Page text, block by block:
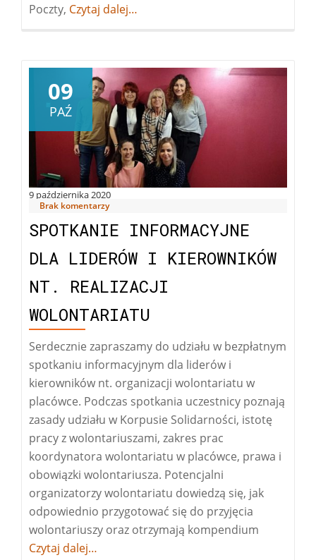
Poczty, Więcej
karteczka
challenge
Czytaj dalej…
9 października 2020
09
PAŹ
Brak komentarzy
SPOTKANIE INFORMACYJNE
DLA LIDERÓW I KIEROWNIKÓW
NT. REALIZACJI
WOLONTARIATU
Serdecznie zapraszamy do udziału w bezpłatnym
spotkaniu informacyjnym dla liderów i
kierowników nt. organizacji wolontariatu w
placówce. Podczas spotkania uczestnicy poznają
zasady udziału w Korpusie Solidarności, istotę
pracy z wolontariuszami, zakres prac
koordynatora wolontariatu w placówce, prawa i
obowiązki wolontariusza. Potencjalni
organizatorzy wolontariatu dowiedzą się, jak
odpowiednio przygotować się do przyjęcia
wolontariuszy oraz otrzymają kompendium
Czytaj dalej…